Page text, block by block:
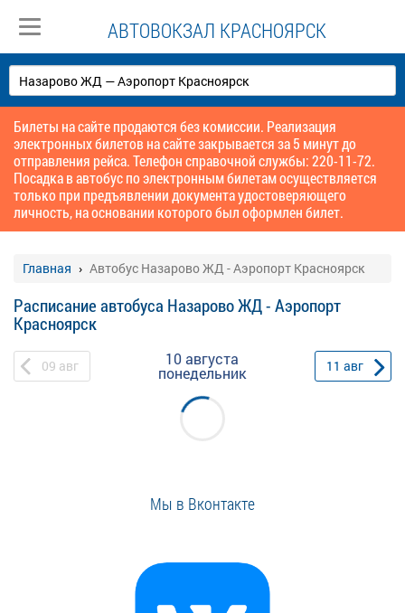
АВТОВОКЗАЛ КРАСНОЯРСК
Билеты на сайте продаются без комиссии. Реализация
электронных билетов на сайте закрывается за 5 минут до
отправления рейса. Телефон справочной службы: 220-11-72.
Посадка в автобус по электронным билетам осуществляется
только при предъявлении документа удостоверяющего
личность, на основании которого был оформлен билет.
Главная Автобус Назарово ЖД - Аэропорт Красноярск
Расписание автобуса Назарово ЖД - Аэропорт
Красноярск
09 авг 10 августа
понедельник 11 авг
Мы в Вконтакте